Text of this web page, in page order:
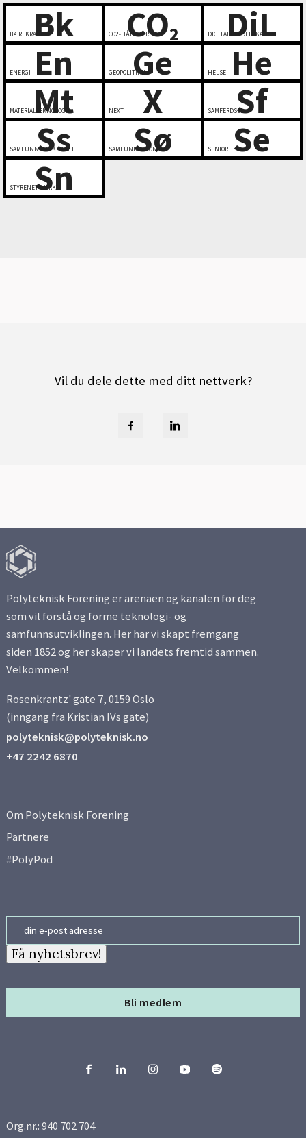
Bk
BÆREKRAFT CO2
CO2-HÅNDTERING DiL
DIGITALT LEDERSKAP
En
ENERGI Ge
GEOPOLITIKK He
HELSE
Mt
MATERIALTEKNOLOGI X
NEXT Sf
SAMFERDSEL
Ss
SAMFUNNSSIKKERHET Sø
SAMFUNNSØKONOMI Se
SENIOR
Sn
STYRENETTVERK
Vil du dele dette med ditt nettverk?
Polyteknisk Forening er arenaen og kanalen for deg
som vil forstå og forme teknologi- og
samfunnsutviklingen. Her har vi skapt fremgang
siden 1852 og her skaper vi landets fremtid sammen.
Velkommen!
Rosenkrantz' gate 7, 0159 Oslo
(inngang fra Kristian IVs gate)
polyteknisk@polyteknisk.no
+47 2242 6870
Om Polyteknisk Forening
Partnere
#PolyPod
Bli medlem
Få nyhetsbrev!
Org.nr.: 940 702 704